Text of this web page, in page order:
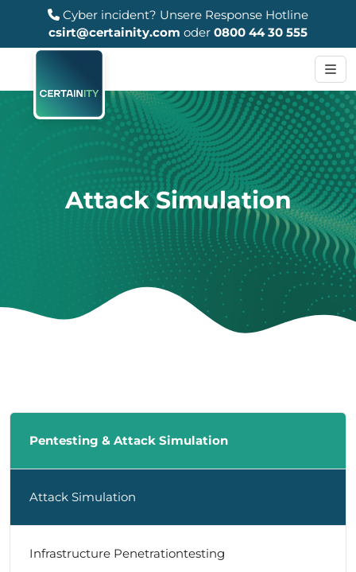
Cyber incident? Unsere Response Hotline
csirt@certainity.com oder 0800 44 30 555
Attack Simulation
Pentesting & Attack Simulation
Attack Simulation
Infrastructure Penetrationtesting